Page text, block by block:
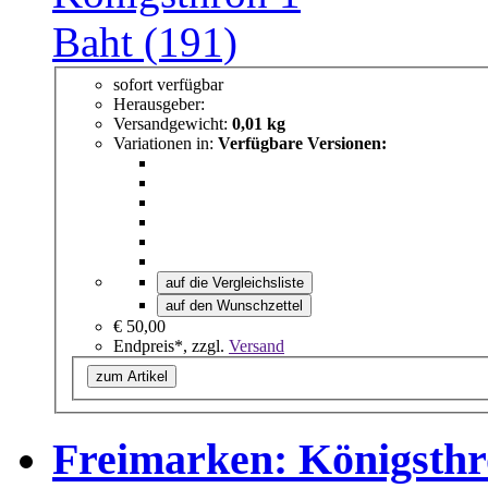
sofort verfügbar
Herausgeber:
Versandgewicht: 0,01 kg
Variationen in: Verfügbare Versionen:
auf die Vergleichsliste
auf den Wunschzettel
€ 50,00
Endpreis*, zzgl. Versand
zum Artikel
Freimarken: